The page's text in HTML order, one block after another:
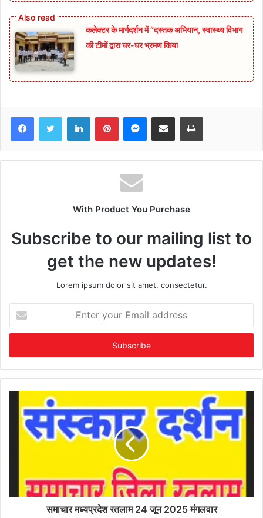
कलेक्टर के मार्गदर्शन में “दस्तक अभियान,‌ स्वास्थ्य विभाग
की टीमों द्वारा घर-घर भ्रमण किया
FacebookTwitter LinkedInPinterestMessenger
Share via Email Print
With Product You Purchase
Subscribe to our mailing list to
get the new updates!
Lorem ipsum dolor sit amet, consectetur.
your
Email
समाचार मध्यप्रदेश रतलाम 24 जून 2025 मंगलवार